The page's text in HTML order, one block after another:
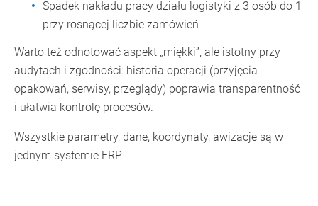
Spadek nakładu pracy działu logistyki z 3 osób do 1
przy rosnącej liczbie zamówień
Warto też odnotować aspekt „miękki”, ale istotny przy
audytach i zgodności: historia operacji (przyjęcia
opakowań, serwisy, przeglądy) poprawia transparentność
i ułatwia kontrolę procesów.
Wszystkie parametry, dane, koordynaty, awizacje są w
jednym systemie ERP.